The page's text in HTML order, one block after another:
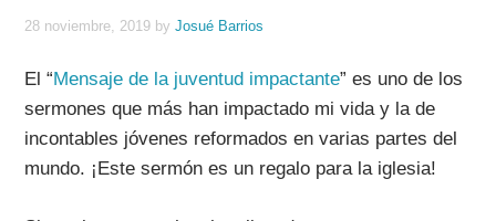
28 noviembre, 2019 byJosué Barrios
El “Mensaje de la juventud impactante” es uno de los
sermones que más han impactado mi vida y la de
incontables jóvenes reformados en varias partes del
mundo. ¡Este sermón es un regalo para la iglesia!